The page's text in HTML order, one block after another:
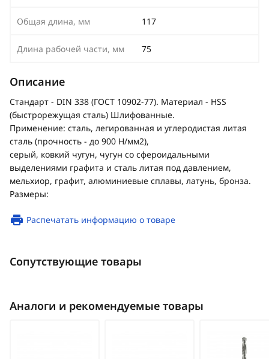
Общая длина, мм 117
Длина рабочей части, мм 75
Описание
Стандарт - DIN 338 (ГОСТ 10902-77). Материал - HSS
(быстрорежущая сталь) Шлифованные.
Применение: сталь, легированная и углеродистая литая
сталь (прочность - до 900 Н/мм2),
серый, ковкий чугун, чугун со сфероидальными
выделениями графита и сталь литая под давлением,
мельхиор, графит, алюминиевые сплавы, латунь, бронза.
Размеры:
Распечатать информацию о товаре
Сопутствующие товары
Аналоги и рекомендуемые товары